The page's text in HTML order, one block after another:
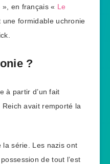
en français « Le
une formidable uchronie
?
à partir d’un fait
avait remporté la
la série. Les nazis ont
de tout l’est